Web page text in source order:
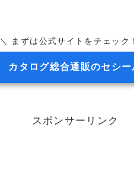
＼ まずは公式サイトをチェック
カタログ総合通販のセシー
スポンサーリンク